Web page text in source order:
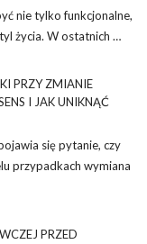
nie tylko funkcjonalne,
życia. W ostatnich …
PRZY ZMIANIE
I JAK UNIKNĄĆ
się pytanie, czy
przypadkach wymiana
PRZED